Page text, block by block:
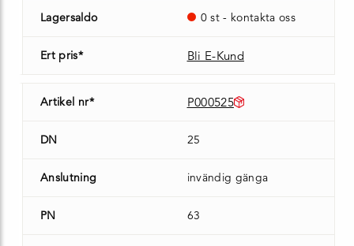
Lagersaldo 0 st - kontakta oss
Ert pris* Bli E-Kund
Artikel nr* P000525
DN 25
Anslutning invändig gänga
PN 63